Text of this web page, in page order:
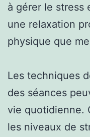
à gérer le stress
une relaxation
physique que
Les techniques
des séances
vie quotidienne.
les niveaux de